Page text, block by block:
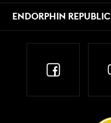
ENDORPHIN REPUBLIC